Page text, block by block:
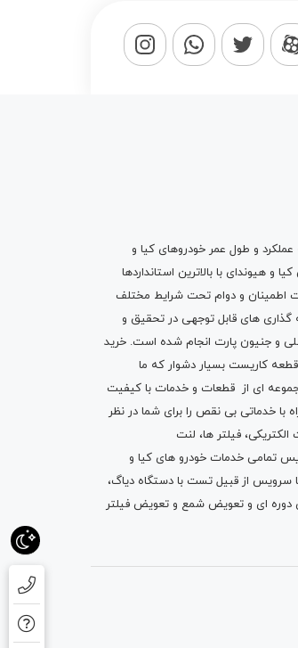
عملکرد و طول عمر خودروهای کیا و
هیوندای با بالاترین استانداردها
اطمینان و دوام تحت شرایط مختلف
های قابل توجهی در تحقیق و
و جنیون پارت انجام شده است. خرید
کاریست بسیار دشوار که ما
ای از قطعات و خدمات با کیفیت
با خدماتی بی نقص را برای شما در نظر
الکتریکی، فیلتر ها، لنت
تمامی خدمات خودرو های کیا و
سرویس از قبیل تست با دستگاه دیاگ،
ای و تعویض شمع و تعویض فیلتر